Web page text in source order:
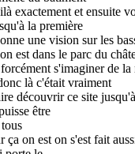
exactement et ensuite
la première
une vision sur les
est dans le parc du
s'imaginer de la
là c'était vraiment
découvrir ce site
être
ça on est on s'est fait